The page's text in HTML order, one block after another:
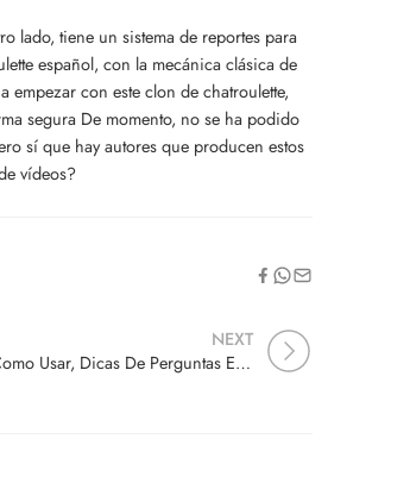
lado, tiene un sistema de reportes para
español, con la mecánica clásica de
empezar con este clon de chatroulette,
segura De momento, no se ha podido
sí que hay autores que producen estos
vídeos?
NEXT
Omegle: O Que É, Como Usar, Dicas De Perguntas E Mais Agência De Advertising Digital